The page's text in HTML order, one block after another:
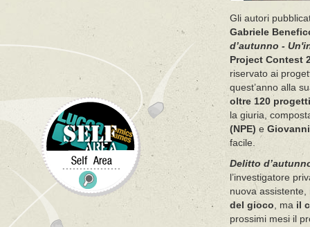
Gli autori
Gabriele
d’autunno -
Project Contest
riservato ai
quest’anno alla
oltre 120 progetti
la giuria,
(NPE) e
facile.
Delitto
l’investigatore
nuova
del gioco, ma il
prossimi mesi il